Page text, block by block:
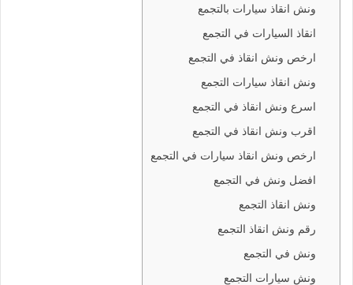
ونش انقاذ سيارات بالتجمع
انقاذ السيارات في التجمع
ارخص ونش انقاذ في التجمع
ونش انقاذ سيارات التجمع
اسرع ونش انقاذ في التجمع
اقرب ونش انقاذ في التجمع
ارخص ونش انقاذ سيارات في التجمع
افضل ونش في التجمع
ونش انقاذ التجمع
رقم ونش انقاذ التجمع
ونش في التجمع
ونش سيارات التجمع